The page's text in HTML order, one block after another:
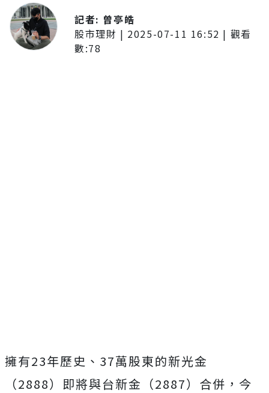
記者: 曾亭皓
股市理財 | 2025-07-11 16:52 | 觀看
數:78
擁有23年歷史、37萬股東的新光金
（2888）即將與台新金（2887）合併，今